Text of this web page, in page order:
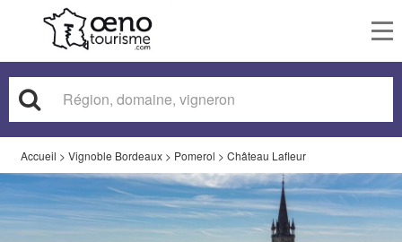
Accueil > Vignoble Bordeaux > Pomerol > Château Lafleur